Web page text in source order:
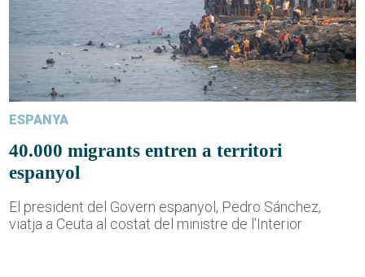
ESPANYA
40.000 migrants entren a territori
espanyol
El president del Govern espanyol, Pedro Sánchez,
viatja a Ceuta al costat del ministre de l'Interior